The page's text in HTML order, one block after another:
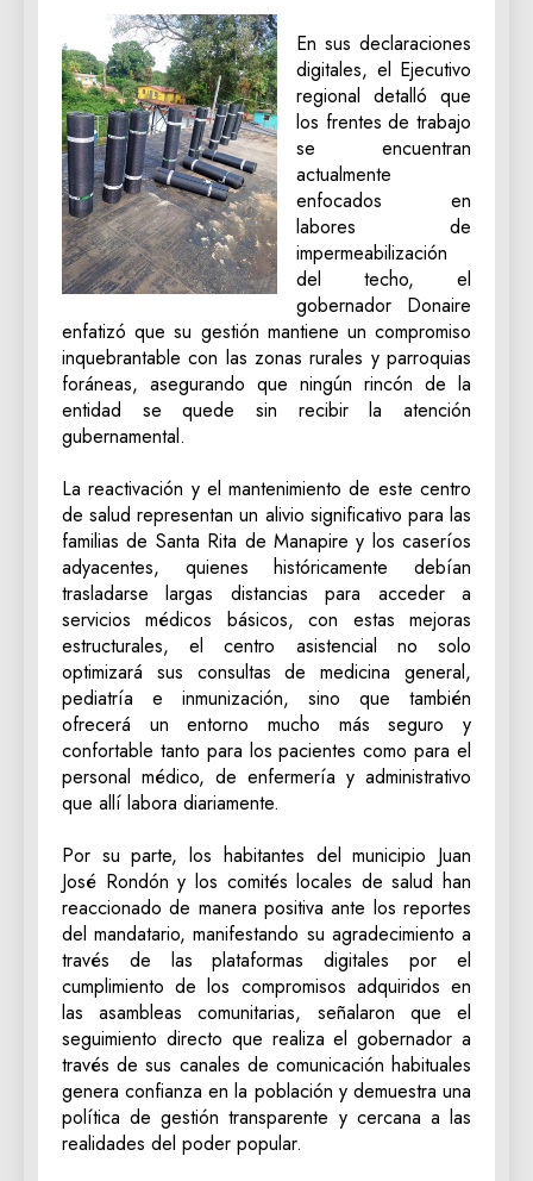
‎En sus declaraciones
digitales, el Ejecutivo
regional detalló que
los frentes de trabajo
se encuentran
actualmente
enfocados en
labores de
impermeabilización
del techo, el
gobernador Donaire
enfatizó que su gestión mantiene un compromiso
inquebrantable con las zonas rurales y parroquias
foráneas, asegurando que ningún rincón de la
entidad se quede sin recibir la atención
gubernamental.
‎La reactivación y el mantenimiento de este centro
de salud representan un alivio significativo para las
familias de Santa Rita de Manapire y los caseríos
adyacentes, quienes históricamente debían
trasladarse largas distancias para acceder a
servicios médicos básicos, con estas mejoras
estructurales, el centro asistencial no solo
optimizará sus consultas de medicina general,
pediatría e inmunización, sino que también
ofrecerá un entorno mucho más seguro y
confortable tanto para los pacientes como para el
personal médico, de enfermería y administrativo
que allí labora diariamente.
‎Por su parte, los habitantes del municipio Juan
José Rondón y los comités locales de salud han
reaccionado de manera positiva ante los reportes
del mandatario, manifestando su agradecimiento a
través de las plataformas digitales por el
cumplimiento de los compromisos adquiridos en
las asambleas comunitarias, señalaron que el
seguimiento directo que realiza el gobernador a
través de sus canales de comunicación habituales
genera confianza en la población y demuestra una
política de gestión transparente y cercana a las
realidades del poder popular.